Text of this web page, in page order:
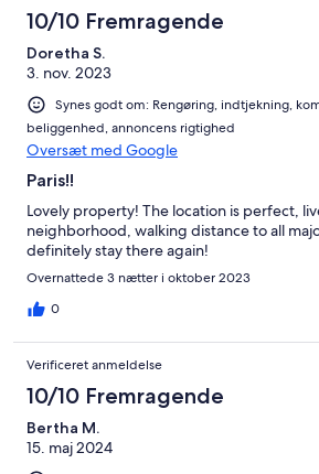
10/10 Fremragende
Doretha S.
3. nov. 2023
Synes godt om: Rengøring, indtjekning,
beliggenhed, annoncens rigtighed
Oversæt med Google
Paris!!
Lovely property! The location is perfect,
neighborhood, walking distance to all
definitely stay there again!
Overnattede 3 nætter i oktober 2023
0
Verificeret anmeldelse
10/10 Fremragende
Bertha M.
15. maj 2024